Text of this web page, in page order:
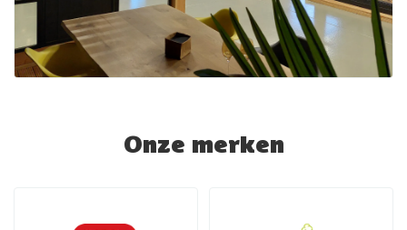
Onze merken